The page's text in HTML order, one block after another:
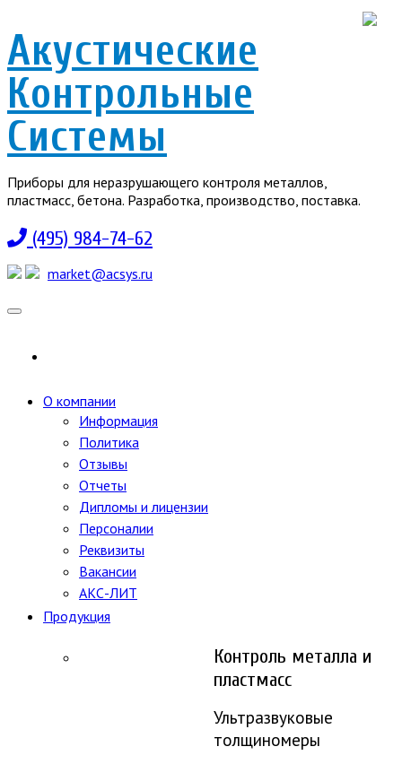
Акустические
Контрольные
Системы
Приборы для неразрушающего контроля металлов,
пластмасс, бетона. Разработка, производство, поставка.
(495) 984-74-62
market@acsys.ru
Toggle
О компании
Информация
Политика
Отзывы
Отчеты
Дипломы и лицензии
Персоналии
Реквизиты
Вакансии
АКС-ЛИТ
Продукция
Контроль металла и
пластмасс
Ультразвуковые
толщиномеры